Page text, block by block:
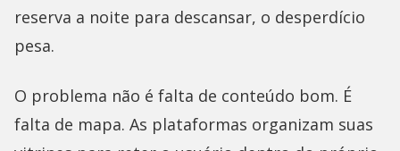
reserva a noite para descansar, o desperdício
pesa.
O problema não é falta de conteúdo bom. É
falta de mapa. As plataformas organizam suas